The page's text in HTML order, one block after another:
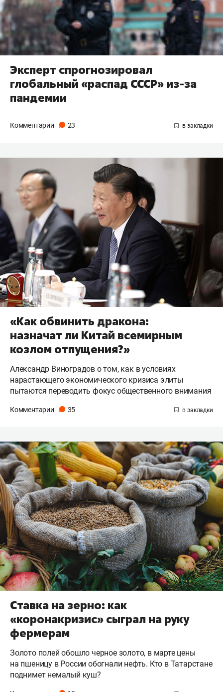
Эксперт спрогнозировал
глобальный «распад СССР» из-за
пандемии
Комментарии 23
«Как обвинить дракона:
назначат ли Китай всемирным
козлом отпущения?»
Александр Виноградов о том, как в условиях
нарастающего экономического кризиса элиты
пытаются переводить фокус общественного внимания
Комментарии 35
Ставка на зерно: как
«коронакризис» сыграл на руку
фермерам
Золото полей обошло черное золото, в марте цены
на пшеницу в России обогнали нефть. Кто в Татарстане
поднимет немалый куш?